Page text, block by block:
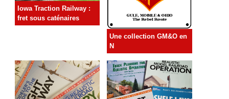
Iowa Traction Railway :
fret sous caténaires
Une collection GM&O en
N